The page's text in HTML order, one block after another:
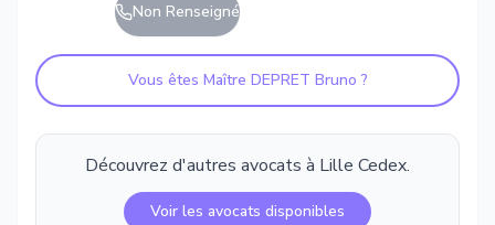
Non Renseigné
Vous êtes Maître DEPRET Bruno ?
Découvrez d'autres avocats à Lille Cedex.
Voir les avocats disponibles